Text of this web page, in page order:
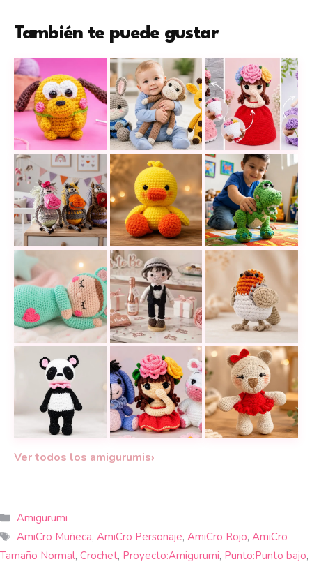
También te puede gustar
Este tierno perrito UFUFY a crochet puede ser el
12 peluches a crochet tiernos y
17 muñecas
Dulces caballitos a crochet que roban miradas
Este pato amigurumi a crochet
Rex de Toy
Cómo tejer un amigurumi de bebé dormido con un
Un amigurumi de novio a crochet
Teje un tierno
Teje este panda amigurumi lleno de ternura
18 amigurumis a crochet con
Teje una osita
Ver todos los amigurumis›
Categorías
Amigurumi
Etiquetas
AmiCro Muñeca, AmiCro Personaje, AmiCro Rojo, AmiCro
Tamaño Normal, Crochet, Proyecto:Amigurumi, Punto:Punto bajo,